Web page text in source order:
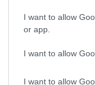
I want to allow
or app.
I want to allow
I want to allow